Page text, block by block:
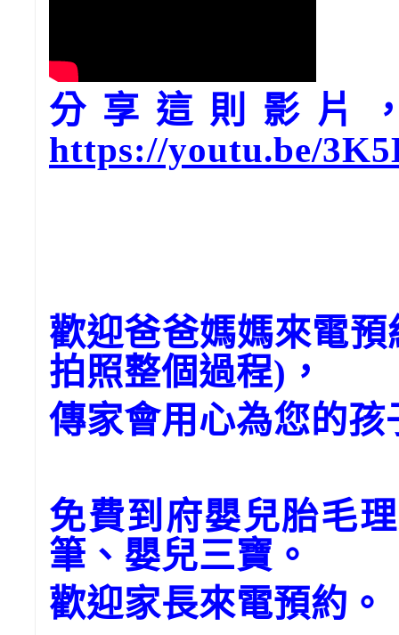
分享這則影片
https://youtu.be/
歡迎爸爸媽媽來電
拍照整個過程)，
傳家會用心為您的
免費到府嬰兒胎毛
筆、嬰兒三寶。
歡迎家長來電預約。